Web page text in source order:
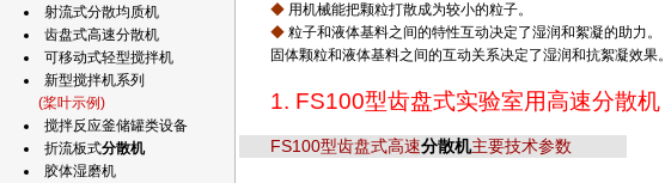
射流式分散均质机
齿盘式高速分散机
可移动式轻型搅拌机
新型搅拌机系列
(桨叶示例)
搅拌反应釜储罐类设备
折流板式分散机
胶体湿磨机
◆ 用机械能把颗粒打散成为较小的粒子。
◆ 粒子和液体基料之间的特性互动决定了湿润和絮凝的助力。
固体颗粒和液体基料之间的互动关系决定了湿润和抗絮凝效果。
1. FS100型齿盘式实验室用高速分散机
FS100型齿盘式高速分散机主要技术参数